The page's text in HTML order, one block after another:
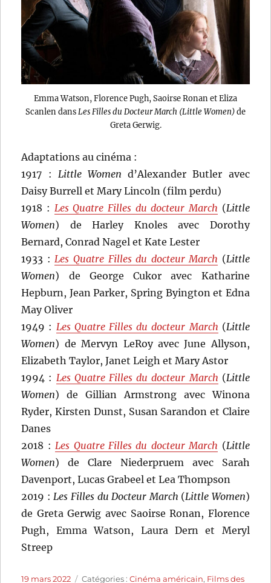
Emma Watson, Florence Pugh, Saoirse Ronan et Eliza
Scanlen dans Les Filles du Docteur March (Little Women)de
Greta Gerwig.
Adaptations au cinéma :
1917 : Little Women d’Alexander Butler avec
Daisy Burrell et Mary Lincoln (film perdu)
1918 : Les Quatre Filles du docteur March (Little
Women) de Harley Knoles avec Dorothy
Bernard, Conrad Nagel et Kate Lester
1933 :Les Quatre Filles du docteur March (Little
Women) de George Cukor avec Katharine
Hepburn, Jean Parker, Spring Byington et Edna
May Oliver
1949 : Les Quatre Filles du docteur March (Little
Women) de Mervyn LeRoy avec June Allyson,
Elizabeth Taylor, Janet Leigh et Mary Astor
1994 : Les Quatre Filles du docteur March (Little
Women) de Gillian Armstrong avec Winona
Ryder, Kirsten Dunst, Susan Sarandon et Claire
Danes
2018 :Les Quatre Filles du docteur March (Little
Women) de Clare Niederpruem avec Sarah
Davenport, Lucas Grabeel et Lea Thompson
2019 :Les Filles du Docteur March (Little Women)
de Greta Gerwig avec Saoirse Ronan, Florence
Pugh, Emma Watson, Laura Dern et Meryl
Streep
Publié
19 mars 2022 Catégories
Catégories :Cinéma américain, Films des